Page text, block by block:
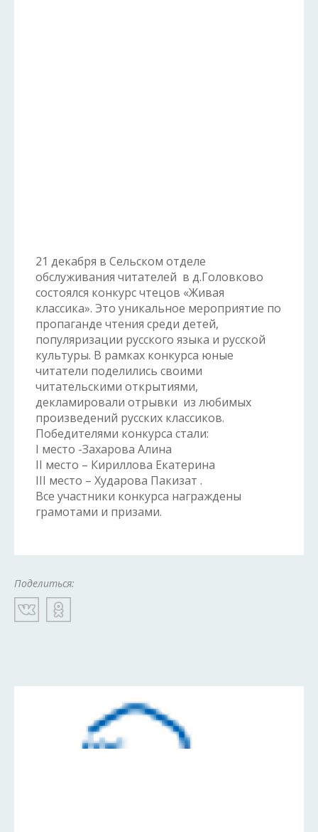
21 декабря в Сельском отделе
обслуживания читателей в д.Головково
состоялся конкурс чтецов «Живая
классика». Это уникальное мероприятие по
пропаганде чтения среди детей,
популяризации русского языка и русской
культуры. В рамках конкурса юные
читатели поделились своими
читательскими открытиями,
декламировали отрывки из любимых
произведений русских классиков.
Победителями конкурса стали:
I место -Захарова Алина
II место – Кириллова Екатерина
III место – Хударова Пакизат .
Все участники конкурса награждены
грамотами и призами.
Поделиться: